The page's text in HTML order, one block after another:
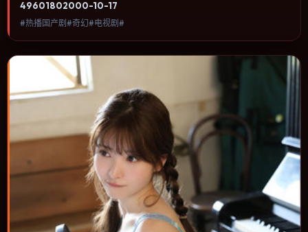
选择与情节推进，节奏与视听语言统一，可作为休闲观影或类型片补
片的选择。
49601802000-10-17
#热播国产剧#奇幻#电视剧#